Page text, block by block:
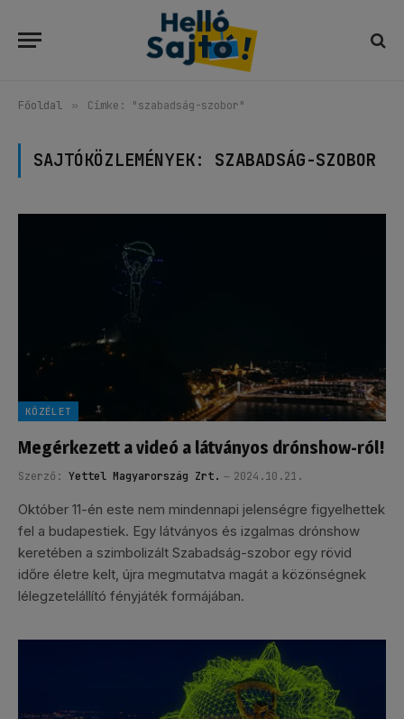
Főoldal » Címke: "szabadság-szobor"
SAJTÓKÖZLEMÉNYEK: SZABADSÁG-SZOBOR
KÖZÉLET
Megérkezett a videó a látványos drónshow-ról!
Szerző: Yettel Magyarország Zrt. 2024.10.21.
Október 11-én este nem mindennapi jelenségre figyelhettek
fel a budapestiek. Egy látványos és izgalmas drónshow
keretében a szimbolizált Szabadság-szobor egy rövid
időre életre kelt, újra megmutatva magát a közönségnek
lélegzetelállító fényjáték formájában.